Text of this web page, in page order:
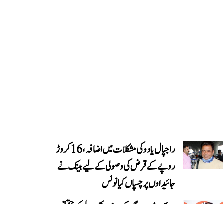
راجپال یادو کی مشکلات میں اضافہ، 16 کروڑ
روپے کے قرض کی وصولی کے لیے بینک نے
جائیداوں پر چسپاں کیا نوٹس